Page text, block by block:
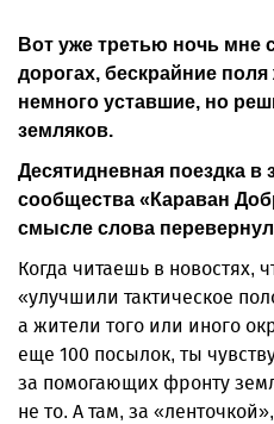
Вот уже третью ночь мне
дорогах, бескрайние
немного уставшие, но
земляков.
Десятидневная поездка
сообщества «Караван
смысле слова
Когда читаешь в новостях,
«улучшили тактическое
а жители того или иного
еще 100 посылок, ты
за помогающих фронту
не то. А там, за